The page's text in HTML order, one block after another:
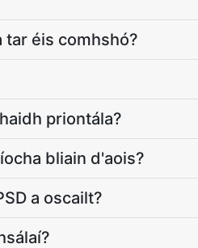
tar éis comhshó?
priontála?
bliain d'aois?
a oscailt?